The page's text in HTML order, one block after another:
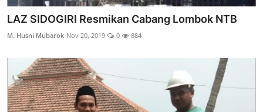
LAZ SIDOGIRI Resmikan Cabang Lombok NTB
M. Husni Mubarok Nov 20, 2019 0 884